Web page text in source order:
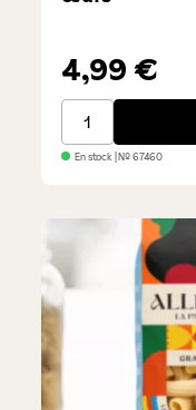
4,99 €
Pappardelle -
En stock | №67460